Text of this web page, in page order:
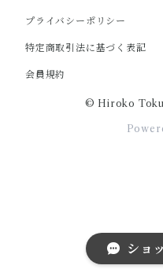
ショ
プライバシーポリシー
特定商取引法に基づく表記
会員規約
© Hiroko